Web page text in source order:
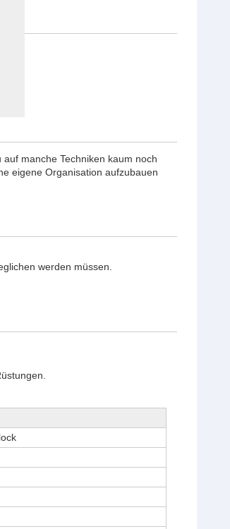
manche Techniken kaum noch
eigene Organisation aufzubauen
werden müssen.